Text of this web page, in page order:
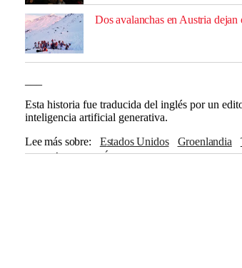
Dos avalanchas en Austria dejan
Esta historia fue traducida del inglés por un
inteligencia artificial generativa.
Lee más sobre
Estados Unidos Groenlandia
Canadá
NICOLÁS MADURO OTAN